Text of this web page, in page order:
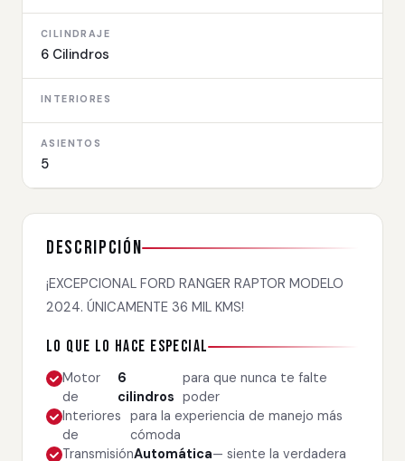
CILINDRAJE
6 Cilindros
INTERIORES
ASIENTOS
5
Descripción
¡EXCEPCIONAL FORD RANGER RAPTOR MODELO
2024. ÚNICAMENTE 36 MIL KMS!
Lo que lo hace especial
Motor
de
6
cilindros
para que nunca te falte
poder
Interiores
de
para la experiencia de manejo más
cómoda
TransmisiónAutomática— siente la verdadera